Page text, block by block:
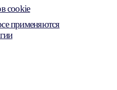
cookie
применяются